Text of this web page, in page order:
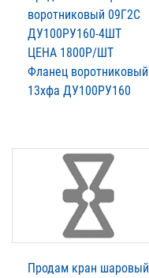
воротниковый 09Г2С
ДУ100РУ160-4ШТ
ЦЕНА 1800Р/ШТ
Фланец воротниковый
13хфа ДУ100РУ160
Продам кран шаровый